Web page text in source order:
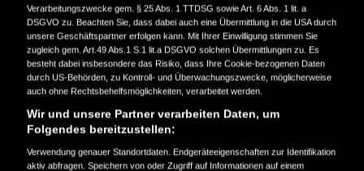
Der Honda Akku-Rasentrimmer sorgt dank verbessertem
Komfort und präziser Kontrolle für ein optimales Finish
Ihrer Rasen- und Grünflächen. Entworfen, um Gras und
Unkraut zu Schneiden, den Rasen zu trimmen oder die
Kanten zu schneiden. Dieses hochwertige Handgerät wird
von einem langlebigen bürstenlosen Motor und einem
nachhaltigen Lithium-Ionen-Akku von Honda angetrieben.
Verarbeitungszwecke gem. § 25 Abs. 1 TTDSG sowie Art. 6 Abs. 1 lit. a
DSGVO zu. Beachten Sie, dass dabei auch eine Übermittlung in die USA durch
unsere Geschäftspartner erfolgen kann. Mit Ihrer Einwilligung stimmen Sie
zugleich gem. Art.49 Abs.1 S.1 lit.a DSGVO solchen Übermittlungen zu. Es
besteht dabei insbesondere das Risiko, dass Ihre Cookie-bezogenen Daten
durch US-Behörden, zu Kontroll- und Überwachungszwecke, möglicherweise
auch ohne Rechtsbehelfsmöglichkeiten, verarbeitet werden.
Wir und unsere Partner verarbeiten Daten, um
Folgendes bereitzustellen:
Verwendung genauer Standortdaten. Endgeräteeigenschaften zur Identifikation
aktiv abfragen. Speichern von oder Zugriff auf Informationen auf einem